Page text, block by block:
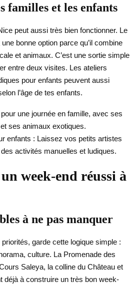
familles et les enfants
peut aussi très bien fonctionner. Le
bonne option parce qu’il combine
et animaux. C’est une sortie simple
entre deux visites. Les ateliers
pour enfants peuvent aussi
l’âge de tes enfants.
une journée en famille, avec ses
et ses animaux exotiques.
enfants : Laissez vos petits artistes
activités manuelles et ludiques.
week-end réussi à
à ne pas manquer
garde cette logique simple :
culture. La Promenade des
Saleya, la colline du Château et
déjà à construire un très bon week-